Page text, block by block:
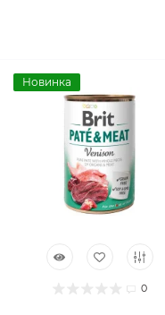
Новинка
0